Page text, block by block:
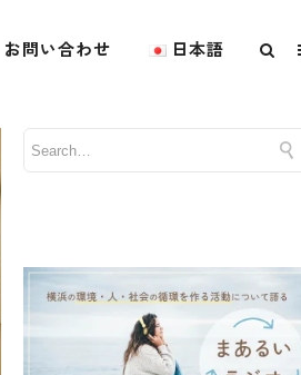
お問い合わせ 日本語